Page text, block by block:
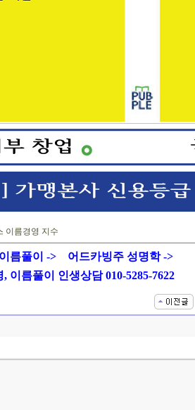
이름경영 지수
름풀이 ->
어드카빙주 성명학 ->
이름풀이 인생상담 010-5285-7622